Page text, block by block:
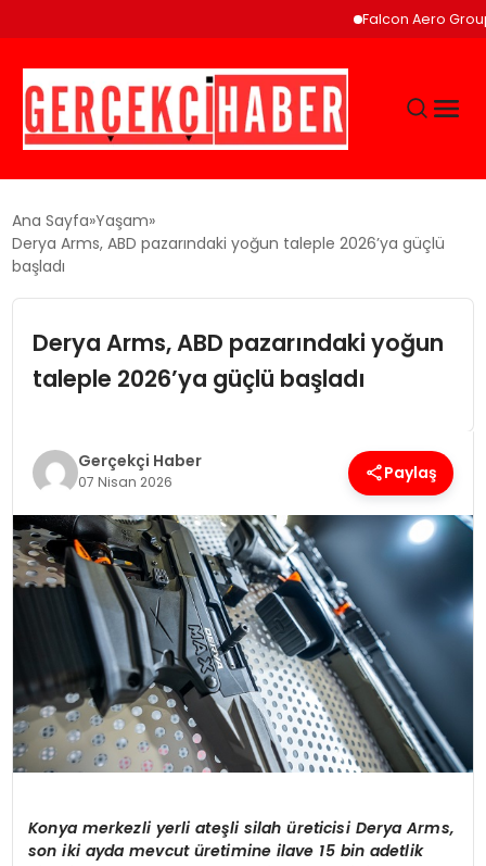
Falcon Aero Group,
GÜNCEL
EĞITIM
EKONOMI
SAĞLIK
SPOR
TEKNOLOJI
YAŞAM
Ana Sayfa Yaşam
Derya Arms, ABD pazarındaki yoğun taleple 2026’ya güçlü
başladı
Derya Arms, ABD pazarındaki yoğun
taleple 2026’ya güçlü başladı
Gerçekçi Haber
07 Nisan 2026 Paylaş
Konya merkezli yerli ateşli silah üreticisi Derya Arms,
son iki ayda mevcut üretimine ilave 15 bin adetlik